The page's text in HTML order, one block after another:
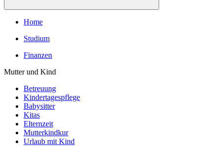
Home
Studium
Finanzen
Mutter und Kind
Betreuung
Kindertagespflege
Babysitter
Kitas
Elternzeit
Mutterkindkur
Urlaub mit Kind